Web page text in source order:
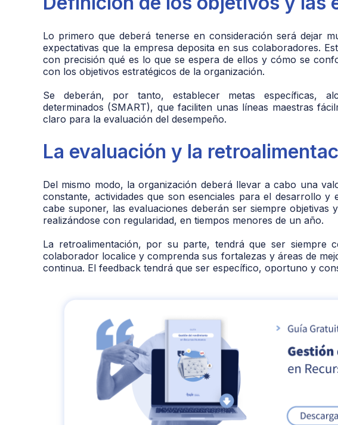
Lo primero que deberá tenerse en consideración será dejar
expectativas que la empresa deposita en sus colaboradores.
con precisión qué es lo que se espera de ellos y cómo se
con los objetivos estratégicos de la organización.
Se deberán, por tanto, establecer metas específicas,
determinados (SMART), que faciliten unas líneas maestras
claro para la evaluación del desempeño.
La evaluación y la
Del mismo modo, la organización deberá llevar a cabo una
constante, actividades que son esenciales para el desarrollo y
cabe suponer, las evaluaciones deberán ser siempre objetivas
realizándose con regularidad, en tiempos menores de un año.
La retroalimentación, por su parte, tendrá que ser siempre
colaborador localice y comprenda sus fortalezas y áreas de
continua. El feedback tendrá que ser específico, oportuno y